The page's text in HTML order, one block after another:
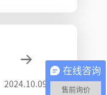
2024.10.09
在线咨询
售前询价